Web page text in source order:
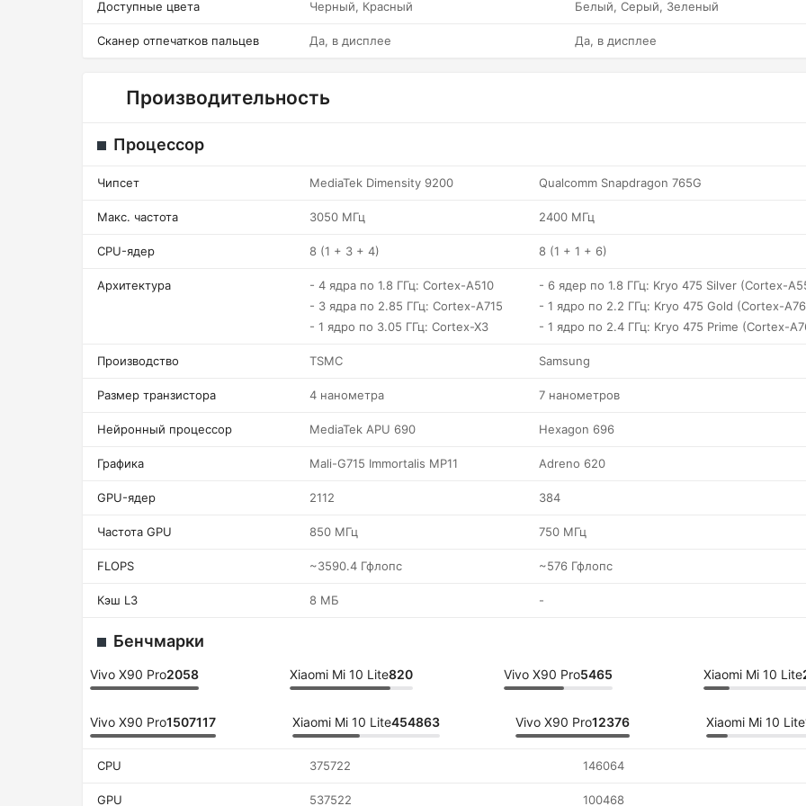
Доступные цвета Черный, Красный Белый, Серый, Зеленый
Сканер отпечатков пальцев Да, в дисплее Да, в дисплее
Производительность
Процессор
Чипсет MediaTek Dimensity 9200 Qualcomm Snapdragon 765G
Макс. частота 3050 МГц 2400 МГц
CPU-ядер 8 (1 + 3 + 4) 8 (1 + 1 + 6)
Архитектура
- 4 ядра по 1.8 ГГц: Cortex-A510
- 3 ядра по 2.85 ГГц: Cortex-A715
- 1 ядро по 3.05 ГГц: Cortex-X3
- 6 ядер по 1.8 ГГц: Kryo 475 Silver (Cortex-
- 1 ядро по 2.2 ГГц: Kryo 475 Gold (Cortex-
- 1 ядро по 2.4 ГГц: Kryo 475 Prime (Cortex-
Производство TSMC Samsung
Размер транзистора 4 нанометра 7 нанометров
Нейронный процессор MediaTek APU 690 Hexagon 696
Графика Mali-G715 Immortalis MP11 Adreno 620
GPU-ядер 2112 384
Частота GPU 850 МГц 750 МГц
FLOPS ~3590.4 Гфлопс ~576 Гфлопс
Кэш L3 8 МБ -
Бенчмарки
Vivo X90 Pro2058 Xiaomi Mi 10 Lite820 Vivo X90 Pro5465 Xiaomi Mi 10 Lite
Vivo X90 Pro1507117 Xiaomi Mi 10 Lite454863 Vivo X90 Pro12376 Xiaomi Mi 10 Lite
CPU 375722 146064
GPU 537522 100468